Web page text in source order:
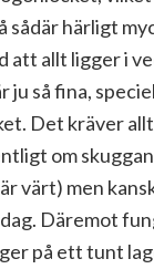
sådär härligt
att allt ligger i
ju så fina,
Det kräver
om
värt) men
Däremot
på ett tunt